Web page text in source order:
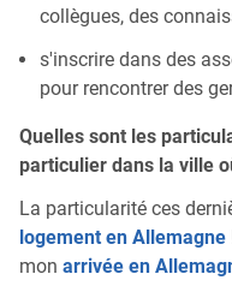
collègues, des
s'inscrire dans des
pour rencontrer des
Quelles sont les
particulier dans la ville
La particularité ces
logement en Allemagne
mon arrivée en